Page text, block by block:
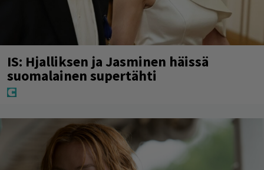
IS: Hjalliksen ja Jasminen häissä
suomalainen supertähti